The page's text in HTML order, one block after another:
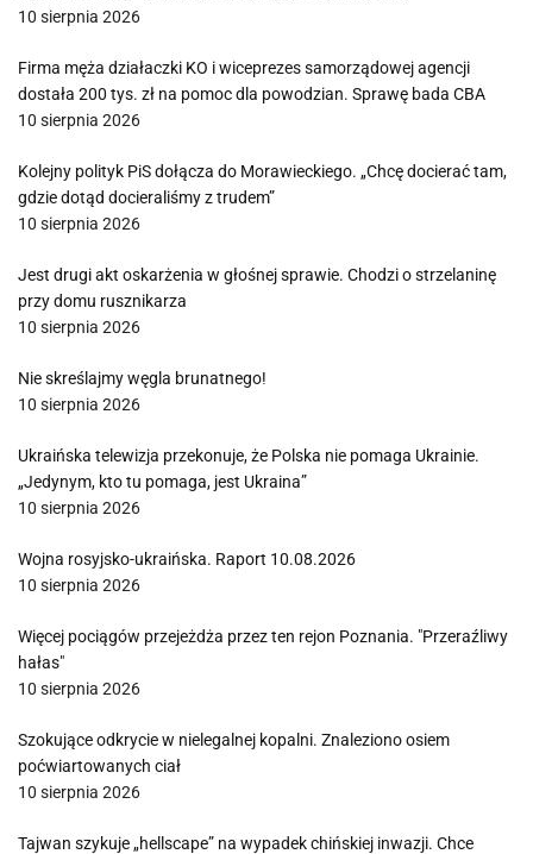
10 sierpnia 2026
Firma męża działaczki KO i wiceprezes samorządowej agencji
dostała 200 tys. zł na pomoc dla powodzian. Sprawę bada CBA
10 sierpnia 2026
Kolejny polityk PiS dołącza do Morawieckiego. „Chcę docierać tam,
gdzie dotąd docieraliśmy z trudem”
10 sierpnia 2026
Jest drugi akt oskarżenia w głośnej sprawie. Chodzi o strzelaninę
przy domu rusznikarza
10 sierpnia 2026
Nie skreślajmy węgla brunatnego!
10 sierpnia 2026
Ukraińska telewizja przekonuje, że Polska nie pomaga Ukrainie.
„Jedynym, kto tu pomaga, jest Ukraina”
10 sierpnia 2026
Wojna rosyjsko-ukraińska. Raport 10.08.2026
10 sierpnia 2026
Więcej pociągów przejeżdża przez ten rejon Poznania. "Przeraźliwy
hałas"
10 sierpnia 2026
Szokujące odkrycie w nielegalnej kopalni. Znaleziono osiem
poćwiartowanych ciał
10 sierpnia 2026
Tajwan szykuje „hellscape” na wypadek chińskiej inwazji. Chce